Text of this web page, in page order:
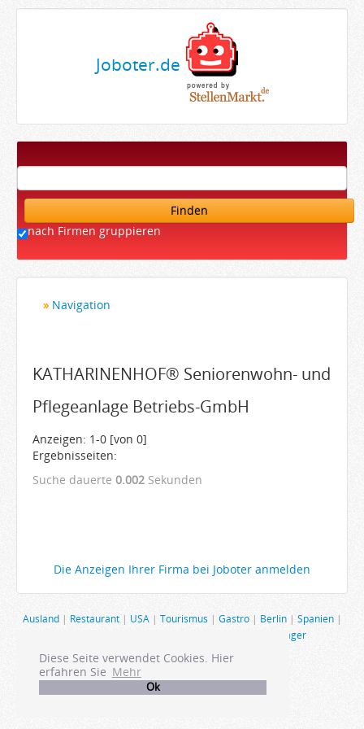
Diese Seite verwendet Cookies. Hier
erfahren Sie Mehr
Ok
Joboter.de
Finden
nach Firmen gruppieren
Navigation
Arbeitgeber
Firmen von A-Z
JobWiki
Berufe
KATHARINENHOF® Seniorenwohn- und
Pflegeanlage Betriebs-GmbH
Anzeigen: 1-0 [von 0]
Ergebnisseiten:
Suche dauerte 0.002 Sekunden
Die Anzeigen Ihrer Firma bei Joboter anmelden
Ausland| Restaurant| USA | Tourismus| Gastro| Berlin| Spanien|
Manager